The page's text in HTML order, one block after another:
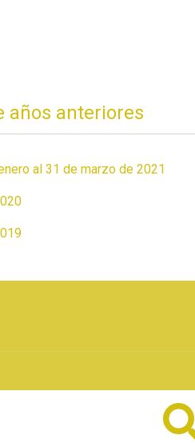
años anteriores
al 31 de marzo de 2021
Buscar